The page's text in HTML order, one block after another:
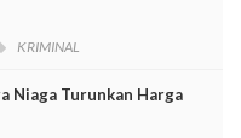
KRIMINAL
Niaga Turunkan Harga